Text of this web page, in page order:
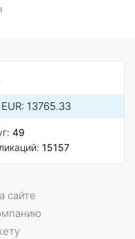
EUR: 13765.33
49
15157
сайте